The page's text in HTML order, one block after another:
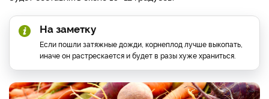
На заметку
Если пошли затяжные дожди, корнеплод лучше выкопать,
иначе он растрескается и будет в разы хуже храниться.